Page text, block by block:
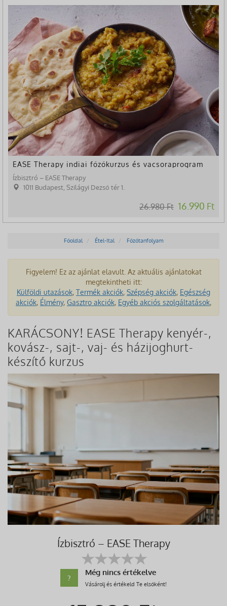
-37%
EASE Therapy indiai főzőkurzus és vacsoraprogram
Ízbisztró – EASE Therapy
1011 Budapest, Szilágyi Dezső tér 1.
26.980 Ft 16.990 Ft
Főoldal Étel-Ital Főzőtanfolyam
Figyelem! Ez az ajánlat elavult. Az aktuális ajánlatokat
megtekintheti itt:
Külföldi utazások, Termék akciók, Szépség akciók, Egészség
akciók, Élmény, Gasztro akciók, Egyéb akciós szolgáltatások,
KARÁCSONY! EASE Therapy kenyér-,
kovász-, sajt-, vaj- és házijoghurt-
készítő kurzus
Ízbisztró – EASE Therapy
?
Még nincs értékelve
Vásárolj és értékeld Te elsőként!